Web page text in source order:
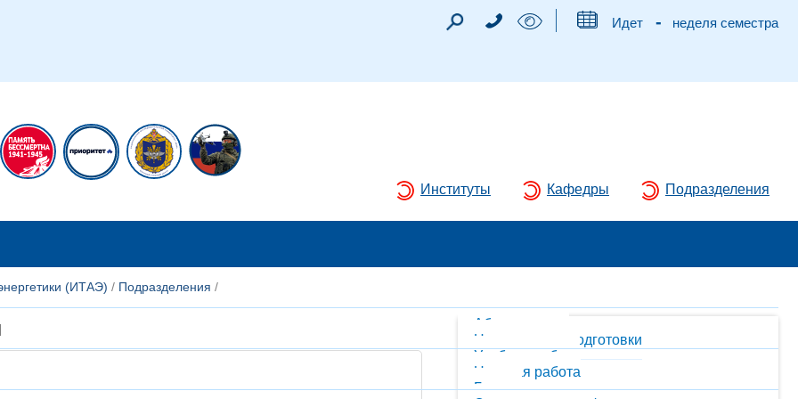
Идет - неделя семестра
Институты Кафедры Подразделения
(ИТАЭ) / Подразделения /
Абитуриентам
Направления подготовки
Учебная работа
Научная работа
Гранты